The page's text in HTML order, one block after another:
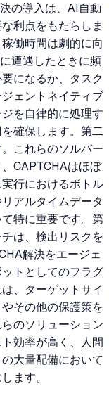
の導入は、AI自動
利点をもたらしま
働時間は劇的に向
遭遇したときに頻
になるか、タスク
ェントネイティブ
を自律的に処理す
確保します。第二
これらのソルバー
CAPTCHAはほぼ
行におけるボトル
アルタイムデータ
特に重要です。第
は、検出リスクを
解決をエージェ
トとしてのフラグ
、ターゲットサイ
その他の保護策を
のソリューション
効率が高く、人間
大量配備において
ます。